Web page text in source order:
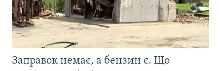
Заправок немає, а бензин є. Що